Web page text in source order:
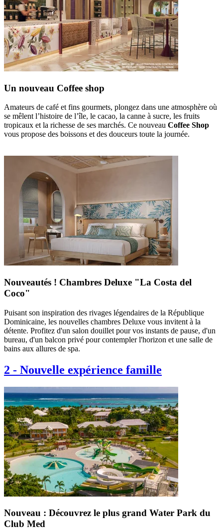
Un nouveau Coffee shop
Amateurs de café et fins gourmets, plongez dans une atmosphère où
se mêlent l’histoire de l’île, le cacao, la canne à sucre, les fruits
tropicaux et la richesse de ses marchés. Ce nouveau Coffee Shop
vous propose des boissons et des douceurs toute la journée.
Nouveautés ! Chambres Deluxe "La Costa del
Coco"
Puisant son inspiration des rivages légendaires de la République
Dominicaine, les nouvelles chambres Deluxe vous invitent à la
détente. Profitez d'un salon douillet pour vos instants de pause, d'un
bureau, d'un balcon privé pour contempler l'horizon et une salle de
bains aux allures de spa.
2 - Nouvelle expérience famille
Nouveau : Découvrez le plus grand Water Park du
Club Med